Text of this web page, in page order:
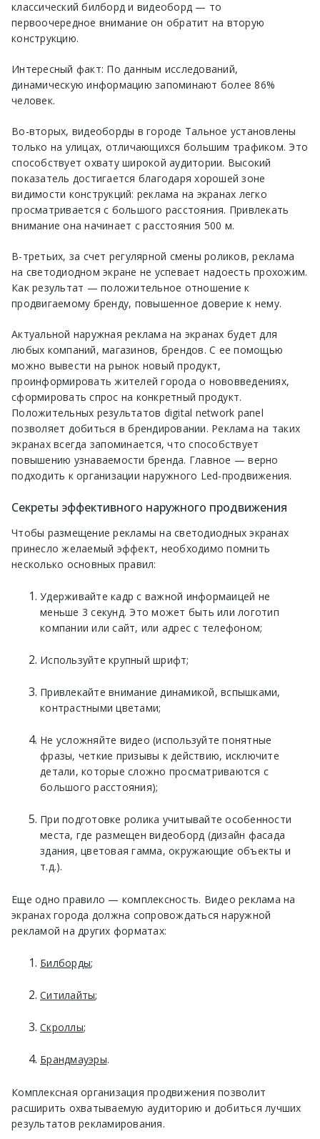
классический билборд и видеоборд — то
первоочередное внимание он обратит на вторую
конструкцию.
Интересный факт: По данным исследований,
динамическую информацию запоминают более 86%
человек.
Во-вторых, видеоборды в городе Тальное установлены
только на улицах, отличающихся большим трафиком. Это
способствует охвату широкой аудитории. Высокий
показатель достигается благодаря хорошей зоне
видимости конструкций: реклама на экранах легко
просматривается с большого расстояния. Привлекать
внимание она начинает с расстояния 500 м.
В-третьих, за счет регулярной смены роликов, реклама
на светодиодном экране не успевает надоесть прохожим.
Как результат — положительное отношение к
продвигаемому бренду, повышенное доверие к нему.
Актуальной наружная реклама на экранах будет для
любых компаний, магазинов, брендов. С ее помощью
можно вывести на рынок новый продукт,
проинформировать жителей города о нововведениях,
сформировать спрос на конкретный продукт.
Положительных результатов digital network panel
позволяет добиться в брендировании. Реклама на таких
экранах всегда запоминается, что способствует
повышению узнаваемости бренда. Главное — верно
подходить к организации наружного Led-продвижения.
Секреты эффективного наружного продвижения
Чтобы размещение рекламы на светодиодных экранах
принесло желаемый эффект, необходимо помнить
несколько основных правил:
Удерживайте кадр с важной информаицей не
меньше 3 секунд. Это может быть или логотип
компании или сайт, или адрес с телефоном;
Используйте крупный шрифт;
Привлекайте внимание динамикой, вспышками,
контрастными цветами;
Не усложняйте видео (используйте понятные
фразы, четкие призывы к действию, исключите
детали, которые сложно просматриваются с
большого расстояния);
При подготовке ролика учитывайте особенности
места, где размещен видеоборд (дизайн фасада
здания, цветовая гамма, окружающие объекты и
т.д.).
Еще одно правило — комплексность. Видео реклама на
экранах города должна сопровождаться наружной
рекламой на других форматах:
Билборды;
Ситилайты;
Скроллы;
Брандмауэры.
Комплексная организация продвижения позволит
расширить охватываемую аудиторию и добиться лучших
результатов рекламирования.